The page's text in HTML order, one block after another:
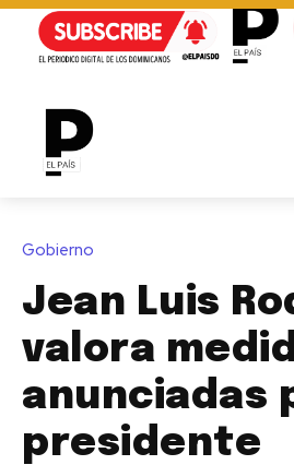
Gobierno
Jean Luis
valora
anunciadas
presidente